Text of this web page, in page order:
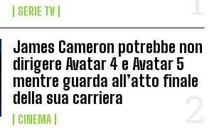
SERIE TV
James Cameron potrebbe non
dirigere Avatar 4 e Avatar 5
mentre guarda all’atto finale
della sua carriera
CINEMA